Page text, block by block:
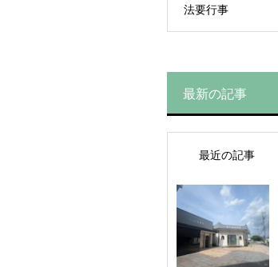
法要行事
最新の記事
最近の記事